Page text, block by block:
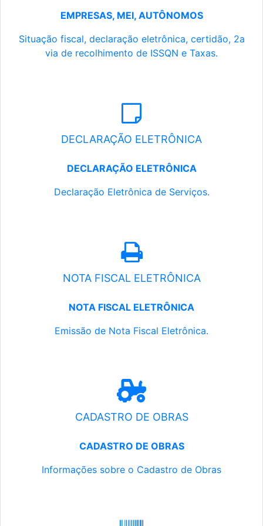
EMPRESAS, MEI, AUTÔNOMOS
Situação fiscal, declaração eletrônica, certidão, 2a
via de recolhimento de ISSQN e Taxas.
DECLARAÇÃO ELETRÔNICA
DECLARAÇÃO ELETRÔNICA
Declaração Eletrônica de Serviços.
NOTA FISCAL ELETRÔNICA
NOTA FISCAL ELETRÔNICA
Emissão de Nota Fiscal Eletrônica.
CADASTRO DE OBRAS
CADASTRO DE OBRAS
Informações sobre o Cadastro de Obras